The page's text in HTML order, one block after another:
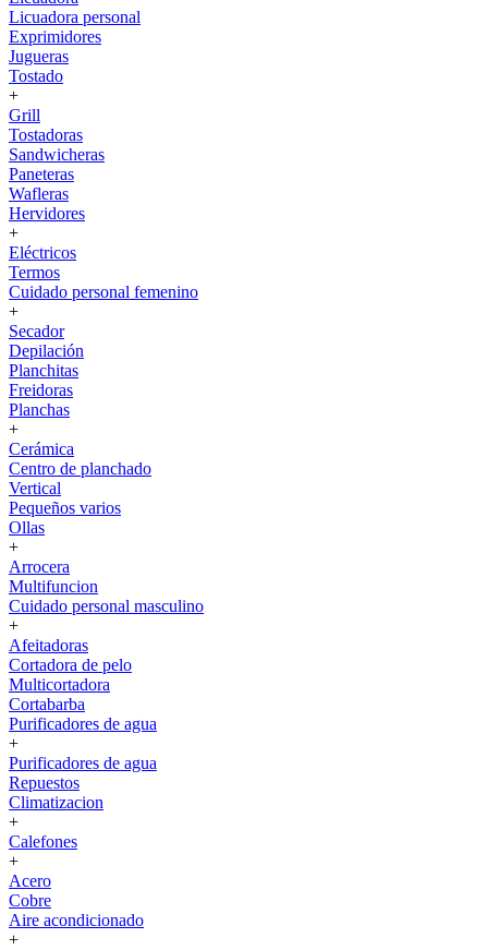
Licuadora personal
Exprimidores
Jugueras
Tostado
+
Grill
Tostadoras
Sandwicheras
Paneteras
Wafleras
Hervidores
+
Eléctricos
Termos
Cuidado personal femenino
+
Secador
Depilación
Planchitas
Freidoras
Planchas
+
Cerámica
Centro de planchado
Vertical
Pequeños varios
Ollas
+
Arrocera
Multifuncion
Cuidado personal masculino
+
Afeitadoras
Cortadora de pelo
Multicortadora
Cortabarba
Purificadores de agua
+
Purificadores de agua
Repuestos
Climatizacion
+
Calefones
+
Acero
Cobre
Aire acondicionado
+